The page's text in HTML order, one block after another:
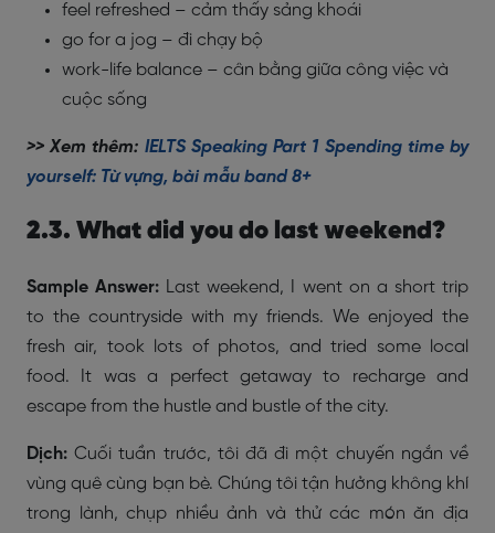
feel refreshed – cảm thấy sảng khoái
go for a jog – đi chạy bộ
work-life balance – cân bằng giữa công việc và
cuộc sống
>> Xem thêm: IELTS Speaking Part 1 Spending time by
yourself: Từ vựng, bài mẫu band 8+
2.3. What did you do last weekend?
Sample Answer: Last weekend, I went on a short trip
to the countryside with my friends. We enjoyed the
fresh air, took lots of photos, and tried some local
food. It was a perfect getaway to recharge and
escape from the hustle and bustle of the city.
Dịch: Cuối tuần trước, tôi đã đi một chuyến ngắn về
vùng quê cùng bạn bè. Chúng tôi tận hưởng không khí
trong lành, chụp nhiều ảnh và thử các món ăn địa